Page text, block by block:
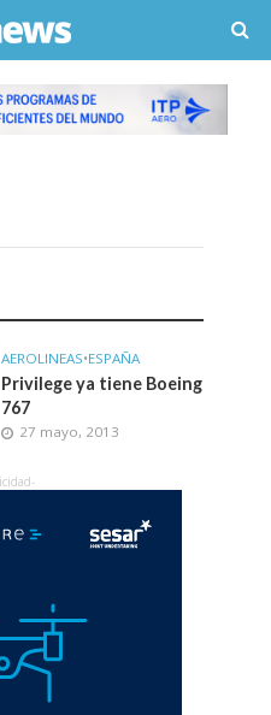
AEROLINEAS•ESPAÑA
Privilege ya tiene Boeing
767
27 mayo, 2013